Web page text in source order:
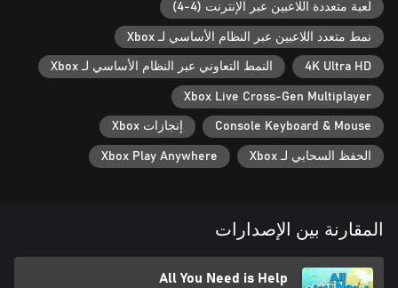
لعبة متعددة اللاعبين عبر الإنترنت (4-4)
نمط متعدد اللاعبين عبر النظام الأساسي لـ Xbox
4K Ultra HD النمط التعاوني عبر النظام الأساسي لـ Xbox
Xbox Live Cross-Gen Multiplayer
Console Keyboard & Mouse إنجازات Xbox
الحفظ السحابي لـ Xbox Xbox Play Anywhere
المقارنة بين الإصدارات
All You Need is Help